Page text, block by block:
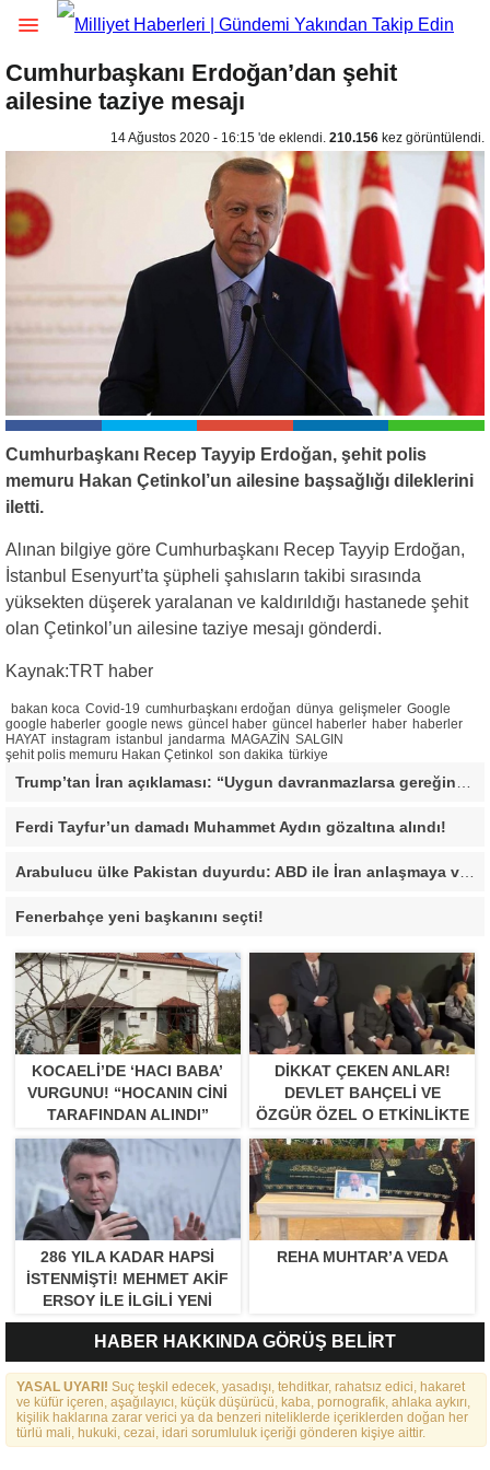
Cumhurbaşkanı Erdoğan’dan şehit
ailesine taziye mesajı
14 Ağustos 2020 - 16:15 'de eklendi. 210.156 kez görüntülendi.
Cumhurbaşkanı Recep Tayyip Erdoğan, şehit polis
memuru Hakan Çetinkol’un ailesine başsağlığı dileklerini
iletti.
Alınan bilgiye göre Cumhurbaşkanı Recep Tayyip Erdoğan,
İstanbul Esenyurt’ta şüpheli şahısların takibi sırasında
yüksekten düşerek yaralanan ve kaldırıldığı hastanede şehit
olan Çetinkol’un ailesine taziye mesajı gönderdi.
Kaynak:TRT haber
bakan koca Covid-19 cumhurbaşkanı erdoğan dünya gelişmeler Google
google haberler google news güncel haber güncel haberler haber haberler
HAYAT instagram istanbul jandarma MAGAZİN SALGIN
şehit polis memuru Hakan Çetinkol son dakika türkiye
Ferdi Tayfur’un damadı Muhammet Aydın gözaltına alındı!
Arabulucu ülke Pakistan duyurdu: ABD ile İran anlaşmaya vardı
Fenerbahçe yeni başkanını seçti!
KOCAELI’DE ‘HACI BABA’
VURGUNU! “HOCANIN CINI
TARAFINDAN ALINDI”
DIKKAT ÇEKEN ANLAR!
DEVLET BAHÇELI VE
ÖZGÜR ÖZEL O ETKINLIKTE
BIR ARAYA GELDILER
286 YILA KADAR HAPSI
ISTENMIŞTI! MEHMET AKIF
ERSOY ILE ILGILI YENI
GELIŞME
REHA MUHTAR’A VEDA
HABER HAKKINDA GÖRÜŞ BELİRT
YASAL UYARI! Suç teşkil edecek, yasadışı, tehditkar, rahatsız edici, hakaret
ve küfür içeren, aşağılayıcı, küçük düşürücü, kaba, pornografik, ahlaka aykırı,
kişilik haklarına zarar verici ya da benzeri niteliklerde içeriklerden doğan her
türlü mali, hukuki, cezai, idari sorumluluk içeriği gönderen kişiye aittir.